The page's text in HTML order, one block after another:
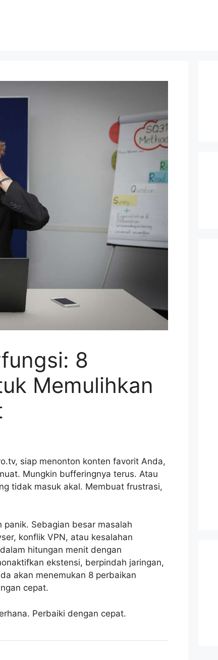
8
Memulihkan
siap menonton konten favorit Anda,
Mungkin bufferingnya terus. Atau
tidak masuk akal. Membuat frustrasi,
Sebagian besar masalah
konflik VPN, atau kesalahan
hitungan menit dengan
ekstensi, berpindah jaringan,
akan menemukan 8 perbaikan
cepat.
Perbaiki dengan cepat.